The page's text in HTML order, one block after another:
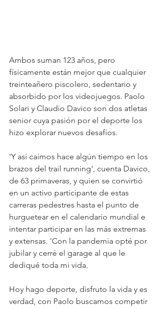
Ambos suman 123 años, pero
físicamente están mejor que cualquier
treinteañero piscolero, sedentario y
absorbido por los videojuegos. Paolo
Solari y Claudio Davico son dos atletas
senior cuya pasión por el deporte los
hizo explorar nuevos desafíos.
'Y así caímos hace algún tiempo en los
brazos del trail running', cuenta Davico,
de 63 primaveras, y quien se convirtió
en un activo participante de estas
carreras pedestres hasta el punto de
hurguetear en el calendario mundial e
intentar participar en las más extremas
y extensas. 'Con la pandemia opté por
jubilar y cerré el garage al que le
dediqué toda mi vida.
Hoy hago deporte, disfruto la vida y es
verdad, con Paolo buscamos competir